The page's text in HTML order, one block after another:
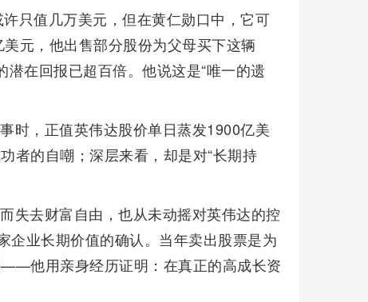
只值几万美元，但在黄仁勋口中，它可
元，他出售部分股份为父母买下这辆
在回报已超百倍。他说这是“唯一的遗
时，正值英伟达股价单日蒸发1900亿美
者的自嘲；深层来看，却是对“长期持
失去财富自由，也从未动摇对英伟达的控
企业长期价值的确认。当年卖出股票是为
他用亲身经历证明：在真正的高成长资